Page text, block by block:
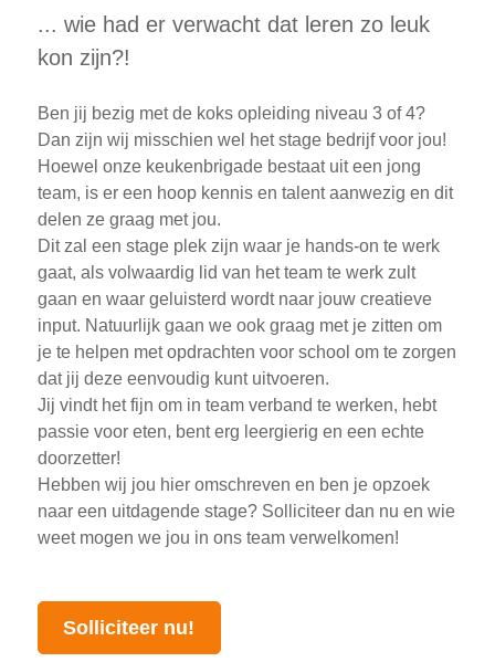
... wie had er verwacht dat leren zo leuk
kon zijn?!
Ben jij bezig met de koks opleiding niveau 3 of 4?
Dan zijn wij misschien wel het stage bedrijf voor jou!
Hoewel onze keukenbrigade bestaat uit een jong
team, is er een hoop kennis en talent aanwezig en dit
delen ze graag met jou.
Dit zal een stage plek zijn waar je hands-on te werk
gaat, als volwaardig lid van het team te werk zult
gaan en waar geluisterd wordt naar jouw creatieve
input. Natuurlijk gaan we ook graag met je zitten om
je te helpen met opdrachten voor school om te zorgen
dat jij deze eenvoudig kunt uitvoeren.
Jij vindt het fijn om in team verband te werken, hebt
passie voor eten, bent erg leergierig en een echte
doorzetter!
Hebben wij jou hier omschreven en ben je opzoek
naar een uitdagende stage? Solliciteer dan nu en wie
weet mogen we jou in ons team verwelkomen!
Solliciteer nu!